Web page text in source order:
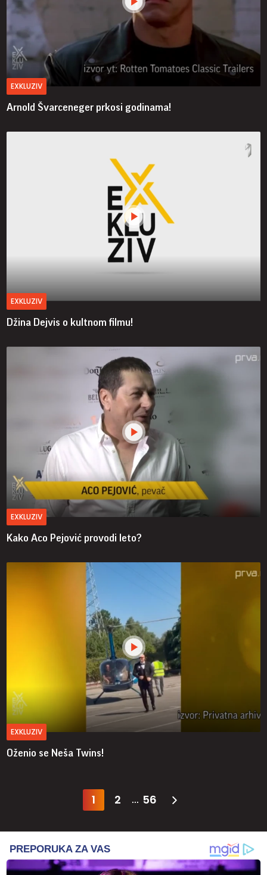
EXKLUZIV
Arnold Švarceneger prkosi godinama!
EXKLUZIV
Džina Dejvis o kultnom filmu!
EXKLUZIV
Kako Aco Pejović provodi leto?
EXKLUZIV
Oženio se Neša Twins!
1 2 ... 56